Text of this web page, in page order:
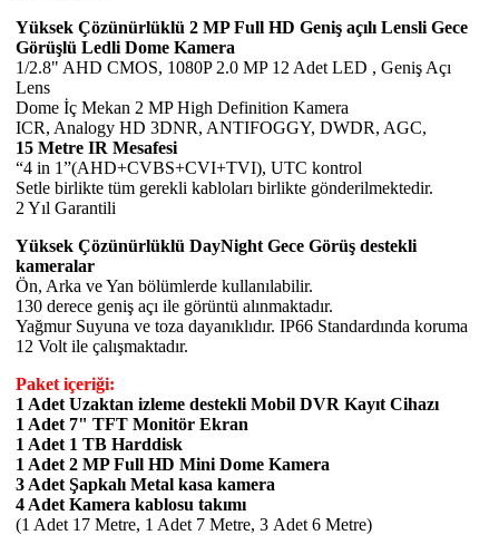
Yüksek Çözünürlüklü 2 MP Full HD Geniş açılı Lensli Gece
Görüşlü Ledli Dome Kamera
1/2.8" AHD CMOS, 1080P 2.0 MP 12 Adet LED , Geniş Açı
Lens
Dome İç Mekan 2 MP High Definition Kamera
ICR, Analogy HD 3DNR, ANTIFOGGY, DWDR, AGC,
15 Metre IR Mesafesi
“4 in 1”(AHD+CVBS+CVI+TVI), UTC kontrol
Setle birlikte tüm gerekli kabloları birlikte gönderilmektedir.
2 Yıl Garantili
Yüksek Çözünürlüklü DayNight Gece Görüş destekli
kameralar
Ön, Arka ve Yan bölümlerde kullanılabilir.
130 derece geniş açı ile görüntü alınmaktadır.
Yağmur Suyuna ve toza dayanıklıdır. IP66 Standardında koruma
12 Volt ile çalışmaktadır.
Paket içeriği:
1 Adet Uzaktan izleme destekli Mobil DVR Kayıt Cihazı
1 Adet 7" TFT Monitör Ekran
1 Adet 1 TB Harddisk
1 Adet 2 MP Full HD Mini Dome Kamera
3 Adet Şapkalı Metal kasa kamera
4 Adet Kamera kablosu takımı
(1 Adet 17 Metre, 1 Adet 7 Metre, 3 Adet 6 Metre)